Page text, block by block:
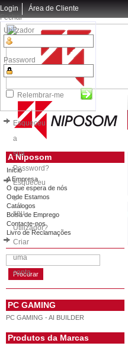
Login
Fechar
Utilizador
Password
Relembrar-me
Esqueceu
a
sua
Password?
Esqueceu
o
seu
Utilizador?
Criar
uma
conta
Área de Cliente
A Niposom
Início
A Empresa
O que espera de nós
Onde Estamos
Catálogos
Bolsa de Emprego
Contacte-nos
Livro de Reclamações
PC GAMING
PC GAMING - AI BUILDER
Produtos da Marcas